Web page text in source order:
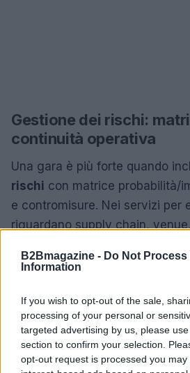
B2Bmagazine - Do Not Process
Information
If you wish to opt-out of the sale,
processing of your personal or
targeted advertising by us, please
section to confirm your selection.
opt-out request is processed you may
Gestione dei rischi:
continuità operativa
Una gara è più forte quando
rischi con matrice probabilità/
e contromisure. Nei servizi per
riguardano supply chain,
guasti tecnici. Strumenti utili:
piani di business continuity e
d’emergenza. Le coperture
eventi, danni a terzi) e le
completano il quadro, con limiti